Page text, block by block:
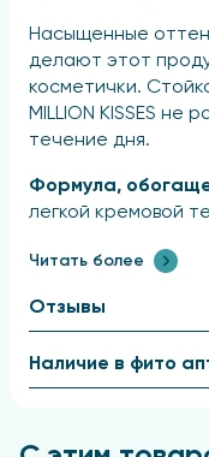
Насыщенные
делают этот
косметички.
MILLION KISSES не
течение дня.
Формула,
легкой кремовой
скользит по
После нанесения
матовый финиш, а
ухоженными.
Читать более
Отзывы
Наличие в фито